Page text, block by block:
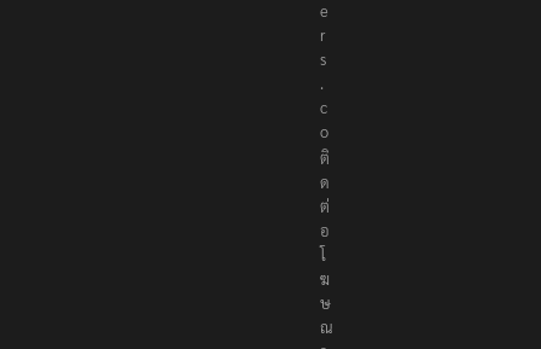
r
t
e
r
s
.
c
o
ติ
ด
ต่
อ
โ
ฆ